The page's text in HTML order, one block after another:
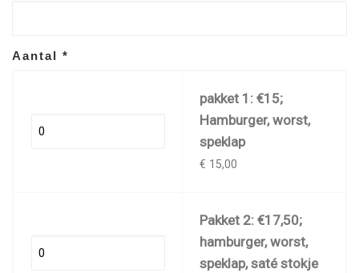
Aantal *
pakket 1: €15;
Hamburger, worst,
speklap
€ 15,00
Pakket 2: €17,50;
hamburger, worst,
speklap, saté stokje